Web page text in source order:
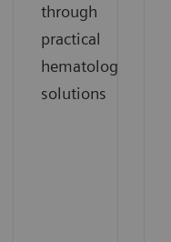
through
practical
hematology
solutions